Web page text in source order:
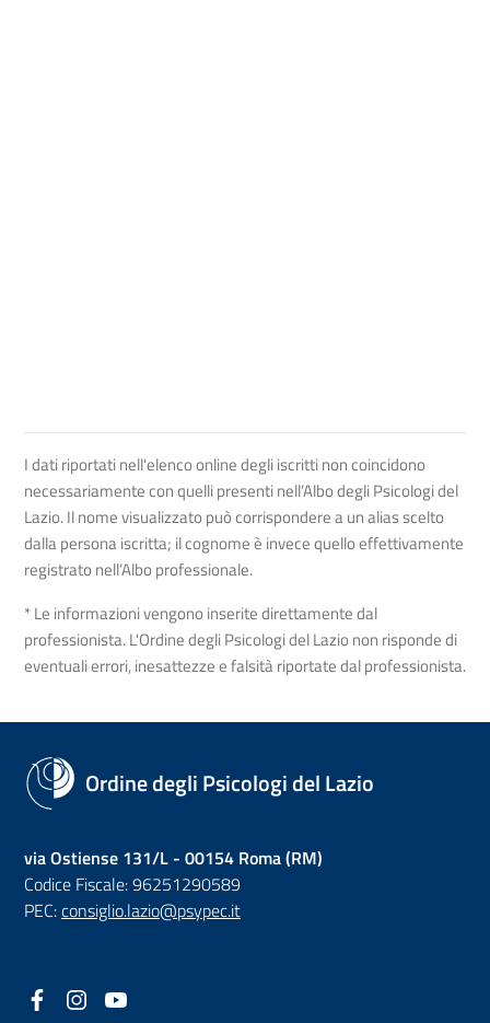
I dati riportati nell'elenco online degli iscritti non coincidono
necessariamente con quelli presenti nell’Albo degli Psicologi del
Lazio. Il nome visualizzato può corrispondere a un alias scelto
dalla persona iscritta; il cognome è invece quello effettivamente
registrato nell’Albo professionale.
* Le informazioni vengono inserite direttamente dal
professionista. L'Ordine degli Psicologi del Lazio non risponde di
eventuali errori, inesattezze e falsità riportate dal professionista.
Ordine degli Psicologi del Lazio
via Ostiense 131/L - 00154 Roma (RM)
Codice Fiscale: 96251290589
PEC:consiglio.lazio@psypec.it
Facebook
(nuova scheda - new tab)
Instagram
(nuova scheda - new tab)